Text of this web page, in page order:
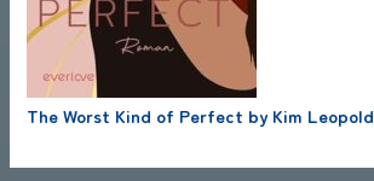
The Worst Kind of Perfect by Kim Leopold